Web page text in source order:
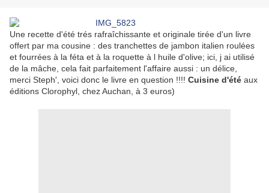
Une recette d'été trés rafraîchissante et originale tirée d'un livre
offert par ma cousine : des tranchettes de jambon italien roulées
et fourrées à la féta et à la roquette à l huile d'olive; ici, j ai utilisé
de la mâche, cela fait parfaitement l'affaire aussi : un délice,
merci Steph', voici donc le livre en question !!!! Cuisine d'été aux
éditions Clorophyl, chez Auchan, à 3 euros)